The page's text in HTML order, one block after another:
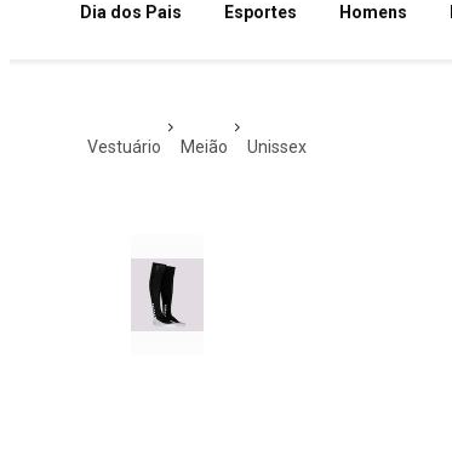
Dia dos Pais Esportes Homens
vestuário meião unissex